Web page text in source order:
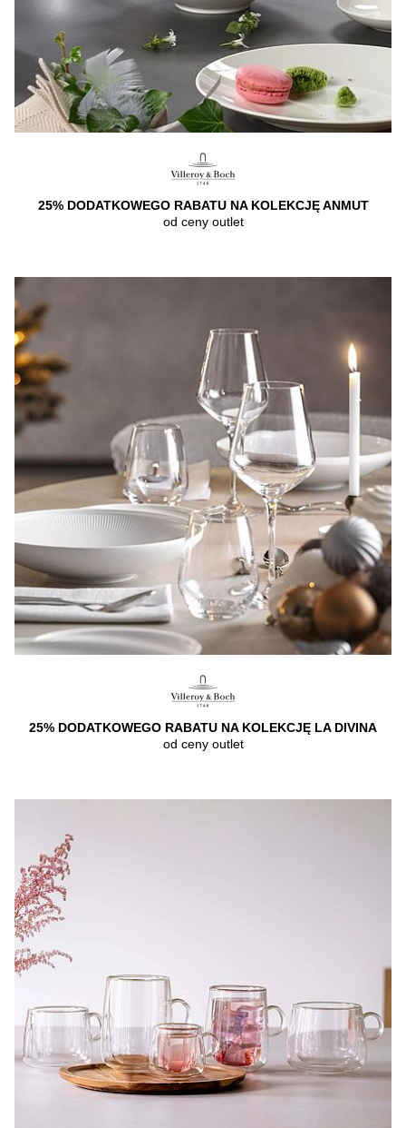
25% DODATKOWEGO RABATU NA KOLEKCJĘ ANMUT
od ceny outlet
25% DODATKOWEGO RABATU NA KOLEKCJĘ LA DIVINA
od ceny outlet